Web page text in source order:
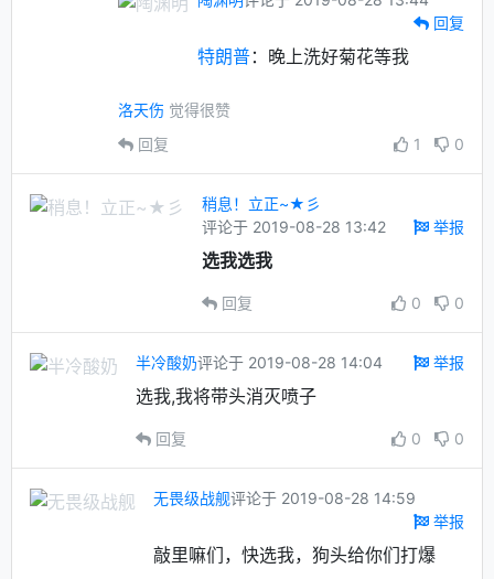
回复
特朗普：晚上洗好菊花等我
洛天伤 觉得很赞
回复
1 0
稍息！立正~★彡
评论于 2019-08-28 13:42
举报
选我选我
回复 0 0
半冷酸奶评论于 2019-08-28 14:04 举报
选我,我将带头消灭喷子
回复 0 0
无畏级战舰评论于 2019-08-28 14:59
举报
敲里嘛们，快选我，狗头给你们打爆